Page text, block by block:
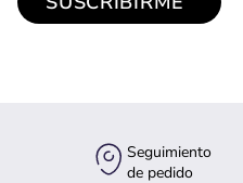
Seguimiento
de pedido